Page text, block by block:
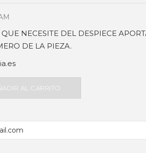
NECESITE DEL DESPIECE
DE LA PIEZA.
AL CARRITO